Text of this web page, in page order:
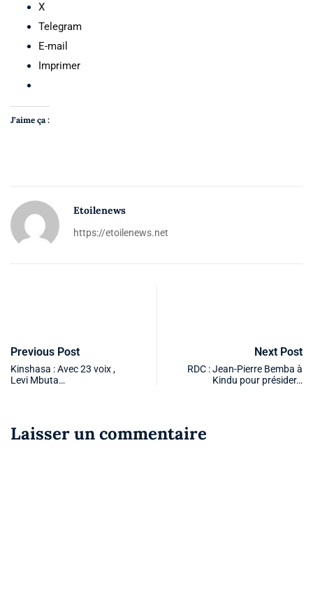
X
Telegram
E-mail
Imprimer
J’aime ça :
Etoilenews
https://etoilenews.net
Previous Post
Kinshasa : Avec 23 voix ,
Levi Mbuta…
Next Post
RDC : Jean-Pierre Bemba à
Kindu pour présider…
Laisser un commentaire